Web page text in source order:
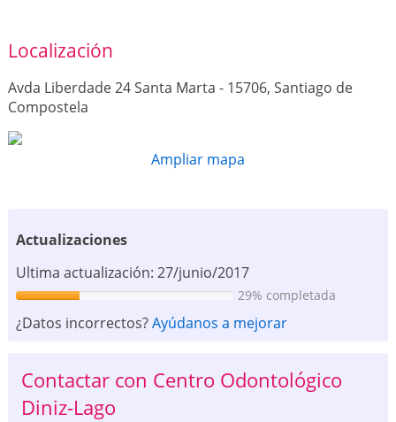
Localización
Avda Liberdade 24 Santa Marta - 15706, Santiago de
Compostela
Ampliar mapa
Actualizaciones
Ultima actualización: 27/junio/2017
29% completada
¿Datos incorrectos?Ayúdanos a mejorar
Contactar con Centro Odontológico
Diniz-Lago